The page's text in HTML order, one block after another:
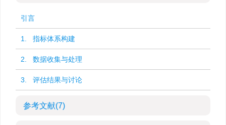
引言
1. 指标体系构建
2. 数据收集与处理
3. 评估结果与讨论
参考文献(7)